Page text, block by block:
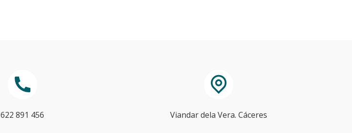
622 891 456 Viandar dela Vera. Cáceres